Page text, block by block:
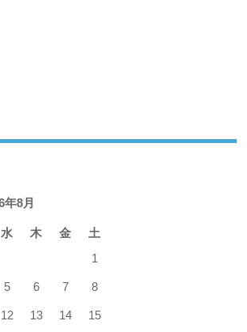
年8月
水 木 金
土
1
5 6 7 8
12 13 14 15